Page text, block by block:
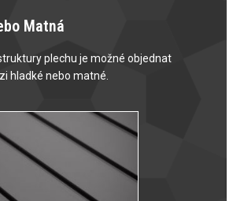
Matná
plechu je možné objednat
hladké nebo matné.